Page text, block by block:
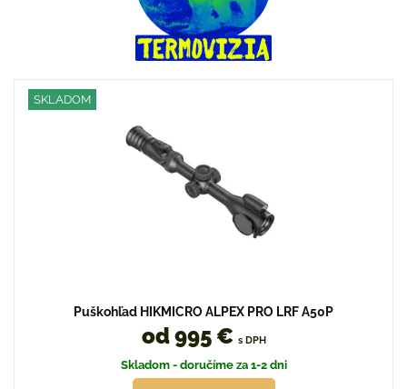
SKLADOM
Puškohľad HIKMICRO ALPEX PRO LRF A50P
od 995 € s DPH
Skladom - doručíme za 1-2 dni